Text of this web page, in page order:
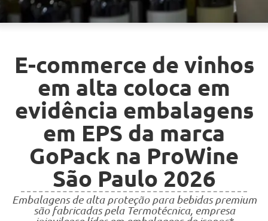
E-commerce de vinhos
em alta coloca em
evidência embalagens
em EPS da marca
GoPack na ProWine
São Paulo 2026
Embalagens de alta proteção para bebidas premium
são fabricadas pela Termotécnica, empresa